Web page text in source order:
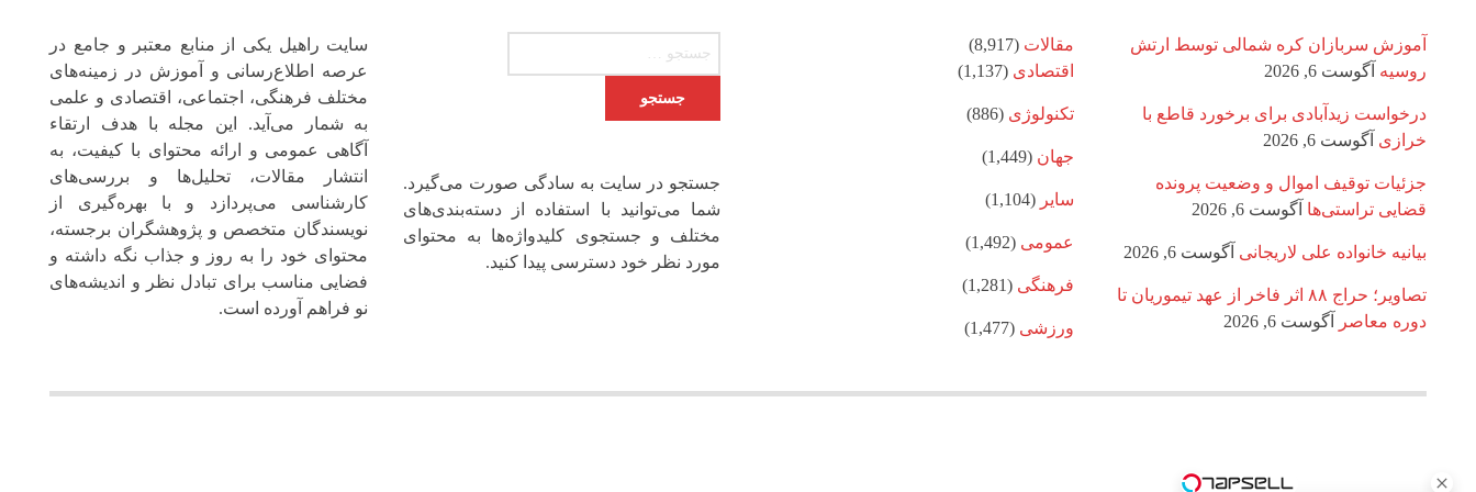
آموزش سربازان کره شمالی توسط ارتش
روسیه آگوست 6, 2026
درخواست زیدآبادی برای برخورد قاطع با
خرازی آگوست 6, 2026
جزئیات توقیف اموال و وضعیت پرونده
قضایی تراستی‌ها آگوست 6, 2026
بیانیه خانواده علی لاریجانی آگوست 6, 2026
تصاویر؛ حراج ۸۸ اثر فاخر از عهد تیموریان تا
دوره معاصر
آگوست 6, 2026
مقالات (8,917)
اقتصادی (1,137)
تکنولوژی (886)
جهان (1,449)
سایر (1,104)
عمومی (1,492)
فرهنگی (1,281)
ورزشی (1,477)
جستجو در سایت به سادگی صورت می‌گیرد.
شما می‌توانید با استفاده از دسته‌بندی‌های
مختلف و جستجوی کلیدواژه‌ها به محتوای
مورد نظر خود دسترسی پیدا کنید.
سایت راهیل یکی از منابع معتبر و جامع در
عرصه اطلاع‌رسانی و آموزش در زمینه‌های
مختلف فرهنگی، اجتماعی، اقتصادی و علمی
به شمار می‌آید. این مجله با هدف ارتقاء
آگاهی عمومی و ارائه محتوای با کیفیت، به
انتشار مقالات، تحلیل‌ها و بررسی‌های
کارشناسی می‌پردازد و با بهره‌گیری از
نویسندگان متخصص و پژوهشگران برجسته،
محتوای خود را به‌ روز و جذاب نگه‌ داشته و
فضایی مناسب برای تبادل نظر و اندیشه‌های
نو فراهم آورده است.